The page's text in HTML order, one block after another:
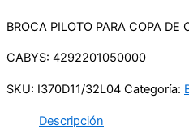
BROCA PILOTO PARA COPA DE
CABYS: 4292201050000
SKU: I370D11/32L04 Categoría:
Descripción